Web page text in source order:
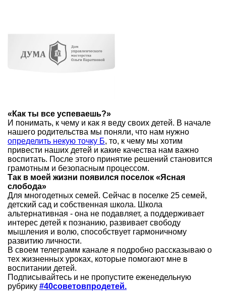
«Как ты все успеваешь?»
И понимать, к чему и как я веду своих детей. В начале
нашего родительства мы поняли, что нам нужно
определить некую точку Б, то, к чему мы хотим
привести наших детей и какие качества нам важно
воспитать. После этого принятие решений становится
грамотным и безопасным процессом.
Так в моей жизни появился поселок «Ясная
слобода»
Для многодетных семей. Сейчас в поселке 25 семей,
детский сад и собственная школа. Школа
альтернативная - она не подавляет, а поддерживает
интерес детей к познанию, развивает свободу
мышления и волю, способствует гармоничному
развитию личности.
В своем телеграмм канале я подробно рассказываю о
тех жизненных уроках, которые помогают мне в
воспитании детей.
Подписывайтесь и не пропустите еженедельную
рубрику #40советовпродетей.